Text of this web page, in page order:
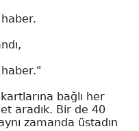
bağlı her
aradık. Bir de 40
zamanda üstadın